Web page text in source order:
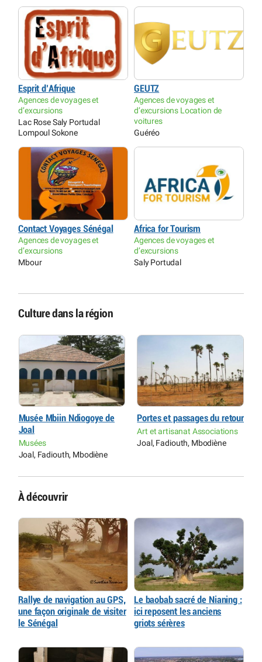
Esprit d’Afrique
Agences de voyages et
d’excursions
Lac Rose Saly Portudal
Lompoul Sokone
GEUTZ
Agences de voyages et
d’excursions Location de
voitures
Guéréo
Contact Voyages Sénégal
Agences de voyages et
d’excursions
Mbour
Africa for Tourism
Agences de voyages et
d’excursions
Saly Portudal
Culture dans la région
Musée Mbiin Ndiogoye de
Joal
Musées
Joal, Fadiouth, Mbodiène
Portes et passages du retour
Art et artisanat Associations
Joal, Fadiouth, Mbodiène
À découvrir
Rallye de navigation au GPS,
une façon originale de visiter
le Sénégal
Le baobab sacré de Nianing :
ici reposent les anciens
griots sérères